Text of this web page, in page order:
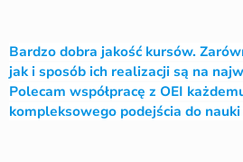
Bardzo dobra jakość kursów.
jak i sposób ich realizacji są na
Polecam współpracę z OEI
kompleksowego podejścia do